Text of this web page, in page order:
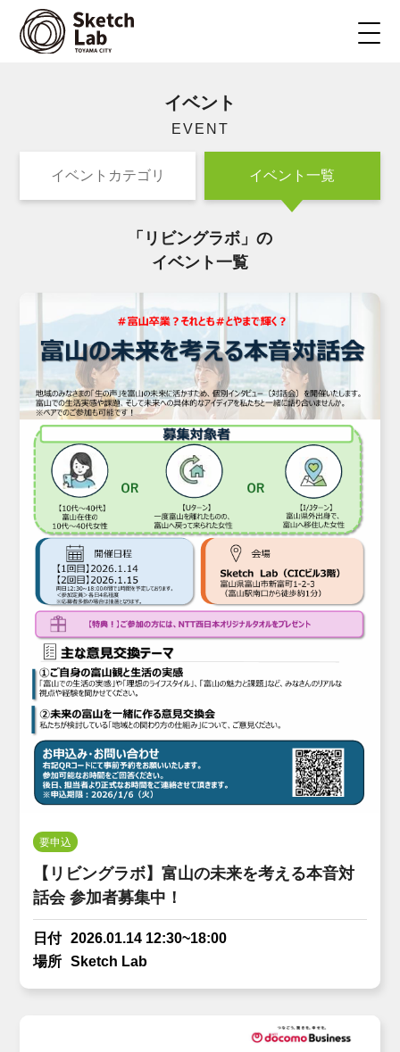
イベント
EVENT
イベントカテゴリ イベント一覧
「リビングラボ」の
イベント一覧
要申込
【リビングラボ】富山の未来を考える本音対
話会 参加者募集中！
日付 2026.01.14 12:30~18:00
場所
Sketch Lab